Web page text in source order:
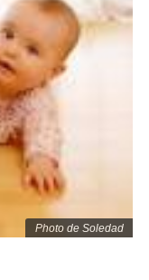
Photo de Soledad